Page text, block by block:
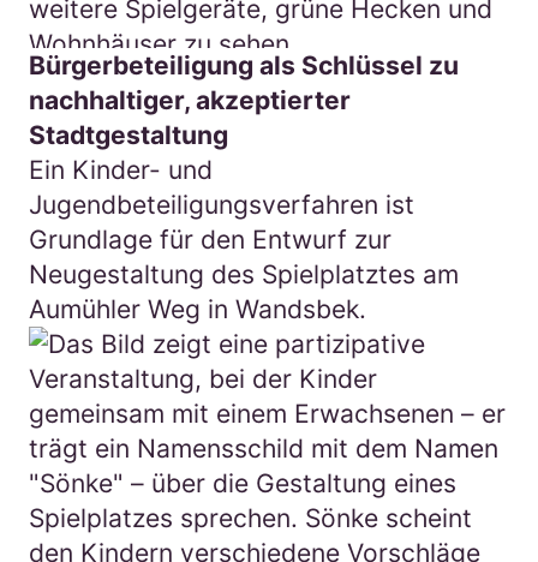
Bürgerbeteiligung als Schlüssel zu
nachhaltiger, akzeptierter
Stadtgestaltung
Ein Kinder- und
Jugendbeteiligungsverfahren ist
Grundlage für den Entwurf zur
Neugestaltung des Spielplatztes am
Aumühler Weg in Wandsbek.